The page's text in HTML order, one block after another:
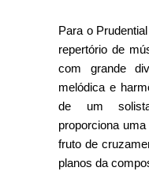
Para o
repertório de
com grande
melódica e
de um
proporciona
fruto de
planos da